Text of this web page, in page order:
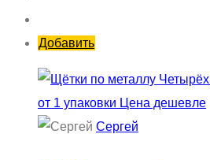
Добавить
Сергей